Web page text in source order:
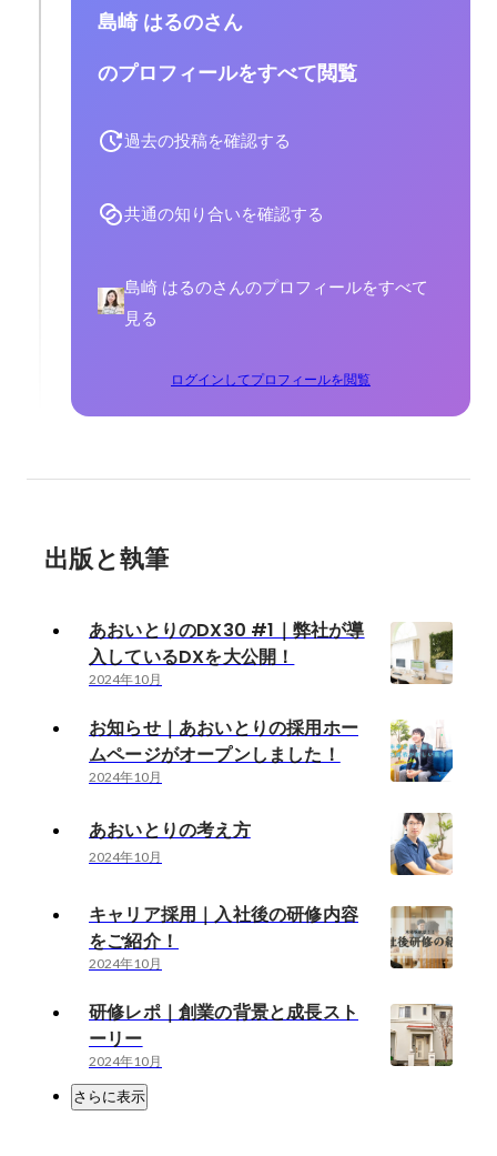
島崎 はるのさん
のプロフィールをすべて閲覧
過去の投稿を確認する
共通の知り合いを確認する
島崎 はるのさんのプロフィールをすべて
見る
ログインしてプロフィールを閲覧
出版と執筆
あおいとりのDX30 #1｜弊社が導
入しているDXを大公開！
2024年10月
お知らせ｜あおいとりの採用ホー
ムページがオープンしました！
2024年10月
あおいとりの考え方
2024年10月
キャリア採用｜入社後の研修内容
をご紹介！
2024年10月
研修レポ｜創業の背景と成長スト
ーリー
2024年10月
さらに表示